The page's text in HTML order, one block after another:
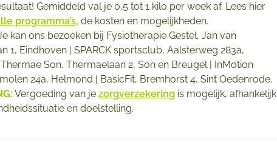
Gemiddeld val je 0,5 tot 1 kilo per week af. Lees hier
programma’s, de kosten en mogelijkheden.
kan ons bezoeken bij Fysiotherapie Gestel, Jan van
1, Eindhoven | SPARCK sportsclub, Aalsterweg 283a,
Son, Thermaelaan 2, Son en Breugel | InMotion
24a, Helmond | BasicFit, Bremhorst 4, Sint Oedenrode.
Vergoeding van je zorgverzekering is mogelijk, afhankelijk
en doelstelling.